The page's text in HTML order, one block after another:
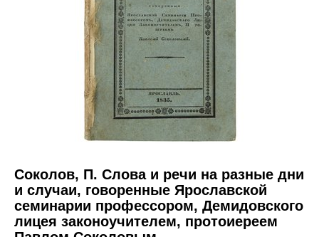
Соколов, П. Слова и речи на разные дни
и случаи, говоренные Ярославской
семинарии профессором, Демидовского
лицея законоучителем, протоиереем